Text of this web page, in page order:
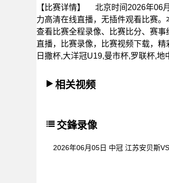
【比赛详情】
北京时间2026年06
力高清在线直播，无插件观看比赛
查看比赛全程录像、比赛比分、赛
直播，比赛录像，比赛视频下载，
日撒杯,大洋冠U19,曼市杯,罗联杯,地
相关视频
交鋒录像
2026年06月05日 中冠 江苏安贝斯